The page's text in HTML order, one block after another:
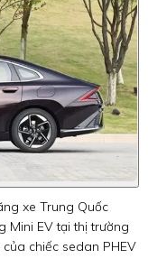
xe Trung Quốc
EV tại thị trường
chiếc sedan PHEV